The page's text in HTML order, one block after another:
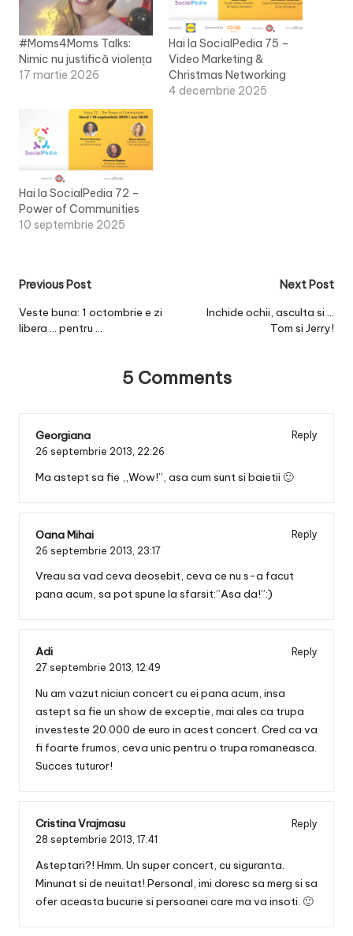
#Moms4Moms Talks:
Nimic nu justifică violența
17 martie 2026
Hai la SocialPedia 75 –
Video Marketing &
Christmas Networking
4 decembrie 2025
Hai la SocialPedia 72 –
Power of Communities
10 septembrie 2025
Post
navigation
Previous Post
Veste buna: 1 octombrie e zi
libera … pentru …
Next Post
Inchide ochii, asculta si …
Tom si Jerry!
5 Comments
Georgiana
Reply
26 septembrie 2013, 22:26
Ma astept sa fie ,,Wow!”, asa cum sunt si baietii 🙂
Oana Mihai
Reply
26 septembrie 2013, 23:17
Vreau sa vad ceva deosebit, ceva ce nu s-a facut
pana acum, sa pot spune la sfarsit:”Asa da!”:)
Adi
Reply
27 septembrie 2013, 12:49
Nu am vazut niciun concert cu ei pana acum, insa
astept sa fie un show de exceptie, mai ales ca trupa
investeste 20.000 de euro in acest concert. Cred ca va
fi foarte frumos, ceva unic pentru o trupa romaneasca.
Succes tuturor!
Cristina Vrajmasu
Reply
28 septembrie 2013, 17:41
Asteptari?! Hmm. Un super concert, cu siguranta.
Minunat si de neuitat! Personal, imi doresc sa merg si sa
ofer aceasta bucurie si persoanei care ma va insoti. 🙂